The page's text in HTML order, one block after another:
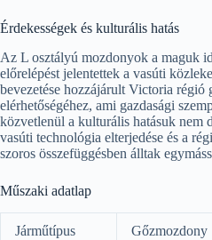
Érdekességek és kulturális hatás
Az L osztályú mozdonyok a maguk
előrelépést jelentettek a vasúti
bevezetése hozzájárult Victoria régió
elérhetőségéhez, ami gazdasági
közvetlenül a kulturális hatásuk nem
vasúti technológia elterjedése és a
szoros összefüggésben álltak
Műszaki adatlap
Járműtípus Gőzmozdony